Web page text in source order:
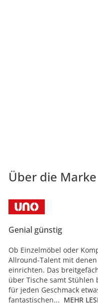
Über die Marke
Genial günstig
Ob Einzelmöbel oder
Allround-Talent mit
einrichten. Das
über Tische samt
für jeden Geschmack
fantastischen... MEHR